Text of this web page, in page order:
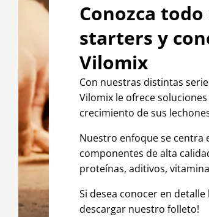
Conozca
starters y
Vilomix
Con nuestras distintas
Vilomix le ofrece
crecimiento de sus
Nuestro enfoque se centra
componentes de alta
proteínas, aditivos,
Si desea conocer en detalle
descargar nuestro folleto!